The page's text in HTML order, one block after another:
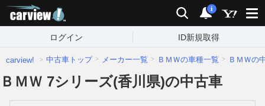
検索 通知
i
ログイン ID新規取得
carview! 中古車トップ メーカー一覧 ＢＭＷの車種一覧 ＢＭＷの
ＢＭＷ 7シリーズ(香川県)の中古車